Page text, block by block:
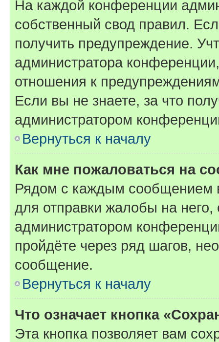
На каждой конференции
собственный свод правил.
получить предупреждение.
администратора
отношения к
Если вы не знаете, за что
администратором
Вернуться к началу
Как мне пожаловаться на
Рядом с каждым сообщением
для отправки жалобы на
администратором
пройдёте через ряд шагов,
сообщение.
Вернуться к началу
Что означает кнопка
Эта кнопка позволяет вам